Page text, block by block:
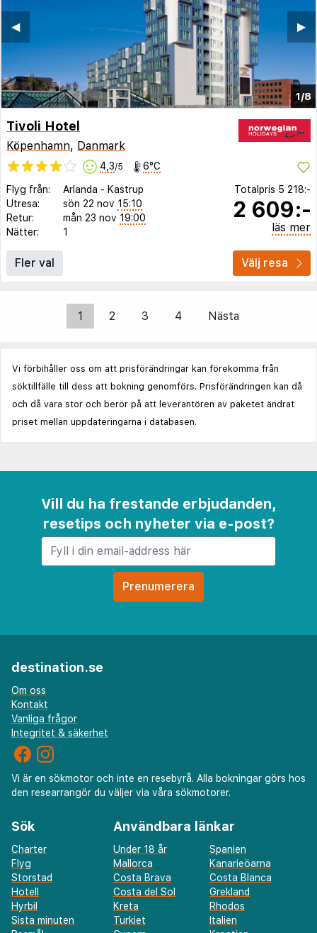
1/8
▶︎
◀︎
Tivoli Hotel
Köpenhamn, Danmark
4,3/5 6°C
Flyg från: Arlanda - Kastrup
Utresa:
sön 22 nov 15:10
Retur:
mån 23 nov 19:00
Nätter:
1
Totalpris 5 218:-
2 609:-
läs mer
Fler val Välj resa
1 2 3 4 Nästa
Vi förbihåller oss om att prisförändringar kan förekomma från
söktillfälle till dess att bokning genomförs. Prisförändringen kan då
och då vara stor och beror på att leverantören av paketet ändrat
priset mellan uppdateringarna i databasen.
Vill du ha frestande erbjudanden,
resetips och nyheter via e-post?
destination.se
Om oss
Kontakt
Vanliga frågor
Integritet & säkerhet
Vi är en sökmotor och inte en resebyrå. Alla bokningar görs hos
den researrangör du väljer via våra sökmotorer.
Sök
Charter
Flyg
Storstad
Hotell
Hyrbil
Sista minuten
Användbara länkar
Under 18 år
Spanien
Mallorca
Kanarieöarna
Costa Brava
Costa Blanca
Costa del Sol
Grekland
Kreta
Rhodos
Turkiet
Italien